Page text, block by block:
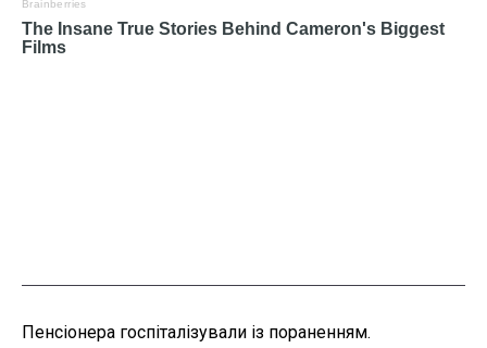
Пенсіонера госпіталізували із пораненням.